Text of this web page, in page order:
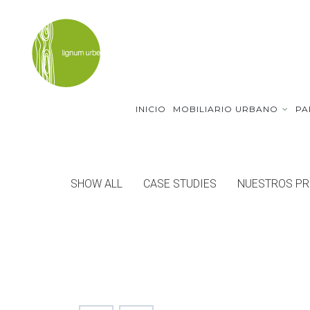
INICIO MOBILIARIO URBANO
SHOW ALL CASE STUDIES NUESTROS